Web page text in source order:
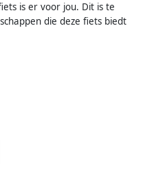
is er voor jou. Dit is te
die deze fiets biedt